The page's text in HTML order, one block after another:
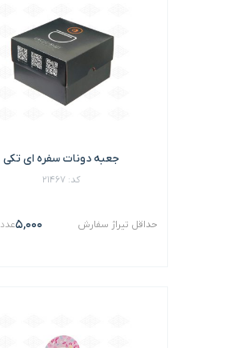
جعبه دونات سفره ای تکی
کد: 21467
حداقل تیراژ سفارش 5,000عدد